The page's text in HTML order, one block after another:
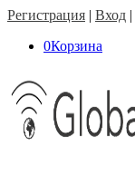
Регистрация | Вход |
0Корзина